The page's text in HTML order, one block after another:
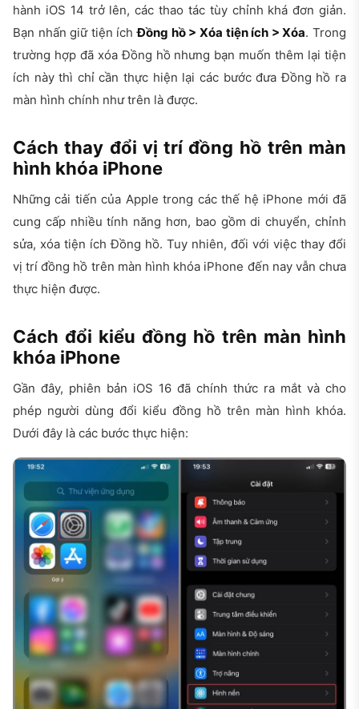
hành iOS 14 trở lên, các thao tác tùy chỉnh khá đơn giản.
Bạn nhấn giữ tiện íchĐồng hồ > Xóa tiện ích > Xóa. Trong
trường hợp đã xóa Đồng hồ nhưng bạn muốn thêm lại tiện
ích này thì chỉ cần thực hiện lại các bước đưa Đồng hồ ra
màn hình chính như trên là được.
Cách thay đổi vị trí đồng hồ trên màn
hình khóa iPhone
Những cải tiến của Apple trong các thế hệ iPhone mới đã
cung cấp nhiều tính năng hơn, bao gồm di chuyển, chỉnh
sửa, xóa tiện ích Đồng hồ. Tuy nhiên, đối với việc thay đổi
vị trí đồng hồ trên màn hình khóa iPhone đến nay vẫn chưa
thực hiện được.
Cách đổi kiểu đồng hồ trên màn hình
khóa iPhone
Gần đây, phiên bản iOS 16 đã chính thức ra mắt và cho
phép người dùng đổi kiểu đồng hồ trên màn hình khóa.
Dưới đây là các bước thực hiện: